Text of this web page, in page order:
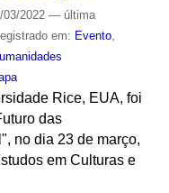
2022 — última
em: Evento,
Rice, EUA, foi
das
no dia 23 de março,
em Culturas e